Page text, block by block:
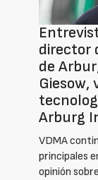
director
de
Giesow,
Arburg
VDMA
principales
opinión